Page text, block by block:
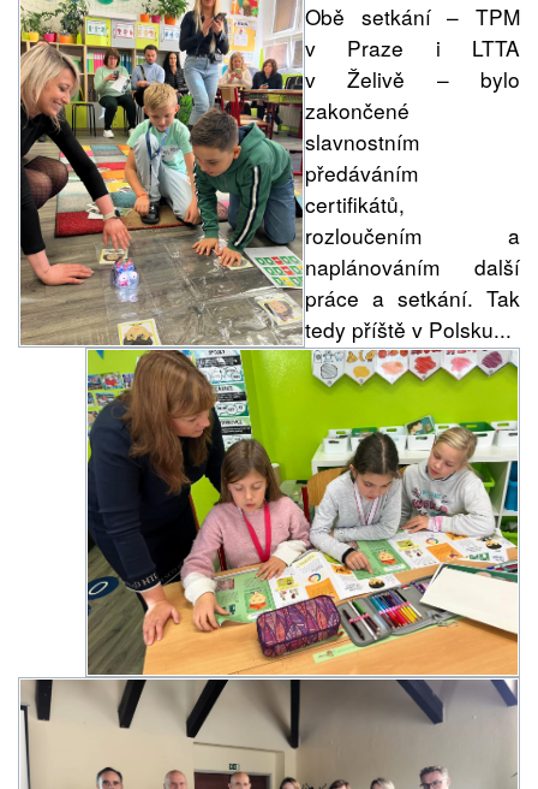
Obě setkání – TPM
v Praze i LTTA
v Želivě – bylo
zakončené
slavnostním
předáváním
certifikátů,
rozloučením a
naplánováním další
práce a setkání. Tak
tedy příště v Polsku...